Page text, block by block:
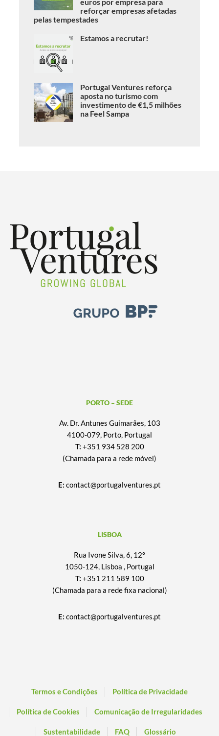
reforçar empresas afetadas
pelas tempestades
Estamos a recrutar!
Portugal Ventures reforça
aposta no turismo com
investimento de €1,5 milhões
na Feel Sampa
PORTO – SEDE
Av. Dr. Antunes Guimarães, 103
4100-079, Porto, Portugal
T: +351 934 528 200
(Chamada para a rede móvel)
E: contact@portugalventures.pt
LISBOA
Rua Ivone Silva, 6, 12º
1050-124, Lisboa , Portugal
T: +351 211 589 100
(Chamada para a rede fixa nacional)
E: contact@portugalventures.pt
Termos e Condições Política de Privacidade
Política de Cookies Comunicação de Irregularidades
Sustentabilidade FAQ Glossário